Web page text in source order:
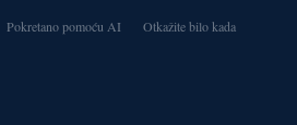
Pokretano pomoću AI Otkažite bilo kada